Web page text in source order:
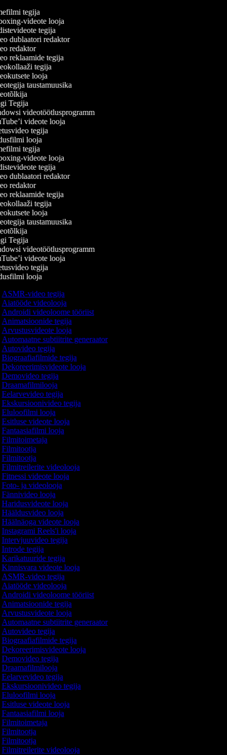
tegija
videote looja
tegija
dublaatori redaktor
redaktor
reklaamide tegija
tegija
looja
taustamuusika
Tegija
videotöötlusprogramm
videote looja
tegija
looja
tegija
videote looja
tegija
dublaatori redaktor
redaktor
reklaamide tegija
tegija
looja
taustamuusika
Tegija
videotöötlusprogramm
videote looja
tegija
looja
ASMR-video tegija
Aiatööde videolooja
Androidi videoloome tööriist
Animatsioonide tegija
Arvustusvideote looja
Automaatne subtiitrite generaator
Autovideo tegija
Biograafiafilmide tegija
Dekoreerimisvideote looja
Demovideo tegija
Draamafilmilooja
Eelarvevideo tegija
Ekskursioonivideo tegija
Eluloofilmi looja
Esitluse videote looja
Fantaasiafilmi looja
Filmitoimetaja
Filmitootja
Filmitootja
Filmitreilerite videolooja
Fitnessi videote looja
Foto- ja videolooja
Fännivideo looja
Haridusvideote looja
Hääldusvideo looja
Häälnäoga videote looja
Instagrami Reels'i looja
Intervjuuvideo tegija
Introde tegija
Karikatuuride tegija
Kinnisvara videote looja
ASMR-video tegija
Aiatööde videolooja
Androidi videoloome tööriist
Animatsioonide tegija
Arvustusvideote looja
Automaatne subtiitrite generaator
Autovideo tegija
Biograafiafilmide tegija
Dekoreerimisvideote looja
Demovideo tegija
Draamafilmilooja
Eelarvevideo tegija
Ekskursioonivideo tegija
Eluloofilmi looja
Esitluse videote looja
Fantaasiafilmi looja
Filmitoimetaja
Filmitootja
Filmitootja
Filmitreilerite videolooja